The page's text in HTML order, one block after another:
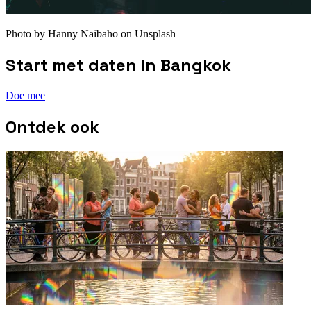
Photo by Hanny Naibaho on Unsplash
Start met daten in Bangkok
Doe mee
Ontdek ook